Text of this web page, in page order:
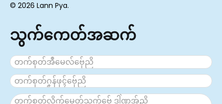
© 2026 Lann Pya.
သွက်ကေတ်အဆက်